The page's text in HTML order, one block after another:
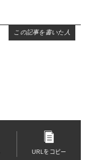
この記事を書いた人
URLをコピー